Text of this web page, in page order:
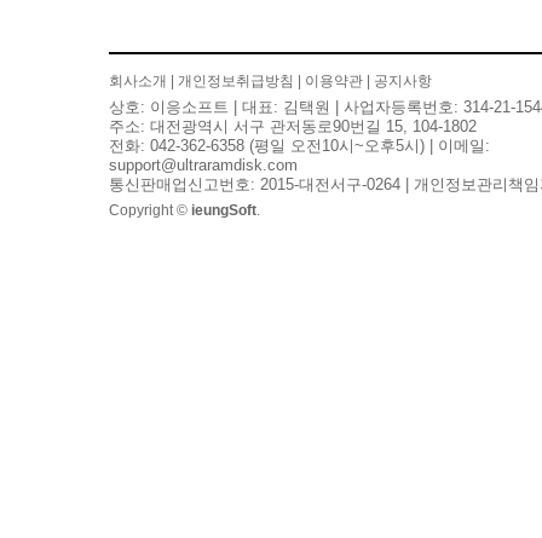
회사소개 개인정보취급방침 이용약관 공지사항
상호: 이응소프트 | 대표: 김택원 | 사업자등록번호: 314-21-
주소: 대전광역시 서구 관저동로90번길 15, 104-1802
전화: 042-362-6358 (평일 오전10시~오후5시) | 이메일:
support@ultraramdisk.com
통신판매업신고번호: 2015-대전서구-0264 | 개인정보관리책
Copyright © ieungSoft.